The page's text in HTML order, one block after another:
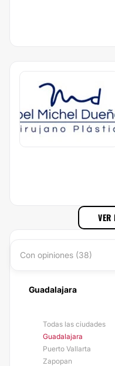
VER
Con opiniones (38)
Guadalajara
Todas las ciudades
Guadalajara
Puerto Vallarta
Zapopan